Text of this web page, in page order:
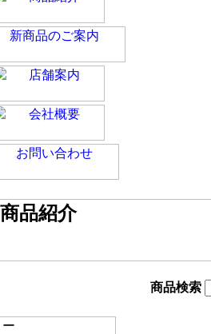
商品検索